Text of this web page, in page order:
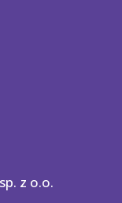
z o.o.